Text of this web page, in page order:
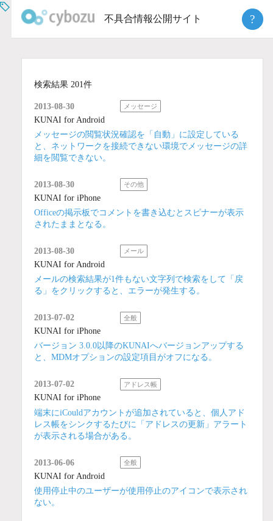
不具合情報公開サイト ?
検索結果 201件
2013-08-30 メッセージ
KUNAI for Android
メッセージの閲覧状況確認を「自動」に設定している
と、ネットワークを接続できない環境でメッセージの詳
細を閲覧できない。
2013-08-30 その他
KUNAI for iPhone
Officeの掲示板でコメントを書き込むとスピナーが表示
されたままとなる。
2013-08-30 メール
KUNAI for Android
メールの検索結果が1件もない文字列で検索をして「戻
る」をクリックすると、エラーが発生する。
2013-07-02 全般
KUNAI for iPhone
バージョン 3.0.0以降のKUNAIへバージョンアップする
と、MDMオプションの設定項目がオフになる。
2013-07-02 アドレス帳
KUNAI for iPhone
端末にiCouldアカウントが追加されていると、個人アド
レス帳をシンクするたびに「アドレスの更新」アラート
が表示される場合がある。
2013-06-06 全般
KUNAI for Android
使用停止中のユーザーが使用停止のアイコンで表示され
ない。